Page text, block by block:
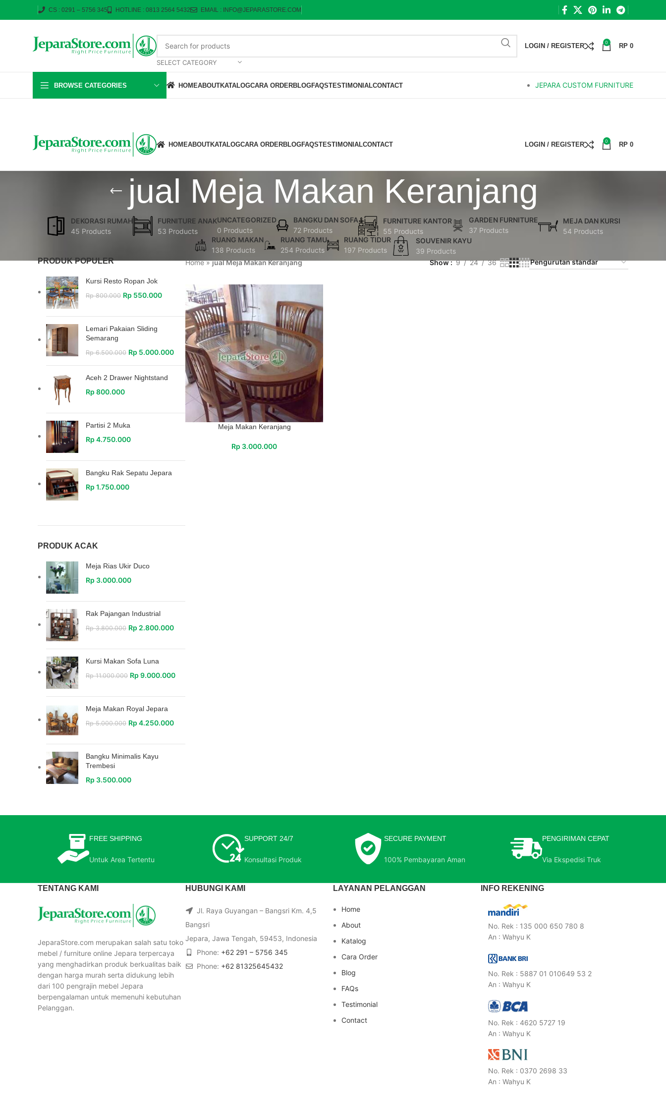
CS : 0291 – 5756 345 HOTLINE : 0813 2564 5432 EMAIL : INFO@JEPARASTORE.COM
SELECT CATEGORY
LOGIN / REGISTER 0 RP 0
BROWSE CATEGORIES HOMEABOUTKATALOGCARA ORDERBLOGFAQSTESTIMONIALCONTACT JEPARA CUSTOM FURNITURE
HOMEABOUTKATALOGCARA ORDERBLOGFAQSTESTIMONIALCONTACT LOGIN / REGISTER 0 RP 0
jual Meja Makan Keranjang
DEKORASI RUMAH
45 Products
FURNITURE ANAK
53 Products
UNCATEGORIZED
0 Products
BANGKU DAN SOFA
72 Products
FURNITURE KANTOR
55 Products
GARDEN FURNITURE
37 Products
MEJA DAN KURSI
54 Products
RUANG MAKAN
138 Products
RUANG TAMU
254 Products
RUANG TIDUR
197 Products
SOUVENIR KAYU
39 Products
PRODUK POPULER
Kursi Resto Ropan Jok
Rp800.000 Rp 550.000
Lemari Pakaian Sliding
Semarang
Rp6.500.000 Rp 5.000.000
Aceh 2 Drawer Nightstand
Rp 800.000
Partisi 2 Muka
Rp 4.750.000
Bangku Rak Sepatu Jepara
Rp 1.750.000
PRODUK ACAK
Meja Rias Ukir Duco
Rp 3.000.000
Rak Pajangan Industrial
Rp3.800.000 Rp 2.800.000
Kursi Makan Sofa Luna
Rp11.000.000 Rp 9.000.000
Meja Makan Royal Jepara
Rp5.000.000 Rp 4.250.000
Bangku Minimalis Kayu
Trembesi
Rp 3.500.000
Home»jual Meja Makan Keranjang Show 9 24 36
Meja Makan Keranjang
Rp 3.000.000
FREE SHIPPING
Untuk Area Tertentu
SUPPORT 24/7
Konsultasi Produk
SECURE PAYMENT
100% Pembayaran Aman
PENGIRIMAN CEPAT
Via Ekspedisi Truk
TENTANG KAMI
JeparaStore.com merupakan salah satu toko
mebel / furniture online Jepara terpercaya
yang menghadirkan produk berkualitas baik
dengan harga murah serta didukung lebih
dari 100 pengrajin mebel Jepara
berpengalaman untuk memenuhi kebutuhan
Pelanggan.
HUBUNGI KAMI
Jl. Raya Guyangan – Bangsri Km. 4,5
Bangsri
Jepara, Jawa Tengah, 59453, Indonesia
Phone: +62 291 – 5756 345
Phone: +62 81325645432
LAYANAN PELANGGAN
Home
About
Katalog
Cara Order
Blog
FAQs
Testimonial
Contact
INFO REKENING
No. Rek : 135 000 650 780 8
An : Wahyu K
No. Rek : 5887 01 010649 53 2
An : Wahyu K
No. Rek : 4620 5727 19
An : Wahyu K
No. Rek : 0370 2698 33
An : Wahyu K